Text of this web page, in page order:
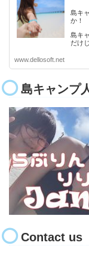
島キ
か！
島キ
だけ
www.dellosoft.net
島キャンプ
Contact us